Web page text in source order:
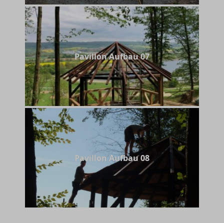
Pavillon Aufbau 07
Pavillon Aufbau 08